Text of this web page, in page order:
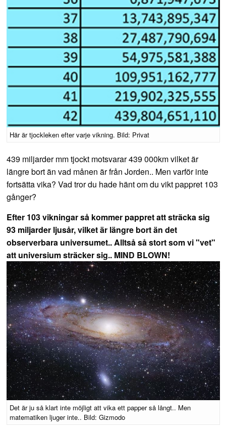
Här är tjockleken efter varje vikning. Bild: Privat
439 miljarder mm tjockt motsvarar 439 000km vilket är
längre bort än vad månen är från Jorden.. Men varför inte
fortsätta vika? Vad tror du hade hänt om du vikt pappret 103
gånger?
Efter 103 vikningar så kommer pappret att sträcka sig
93 miljarder ljusår, vilket är längre bort än det
observerbara universumet.. Alltså så stort som vi "vet"
att universium sträcker sig.. MIND BLOWN!
Det är ju så klart inte möjligt att vika ett papper så långt.. Men
matematiken ljuger inte.. Bild: Gizmodo